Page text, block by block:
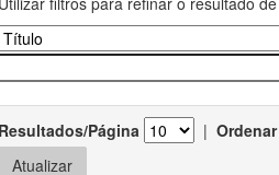
Resultados/Página |